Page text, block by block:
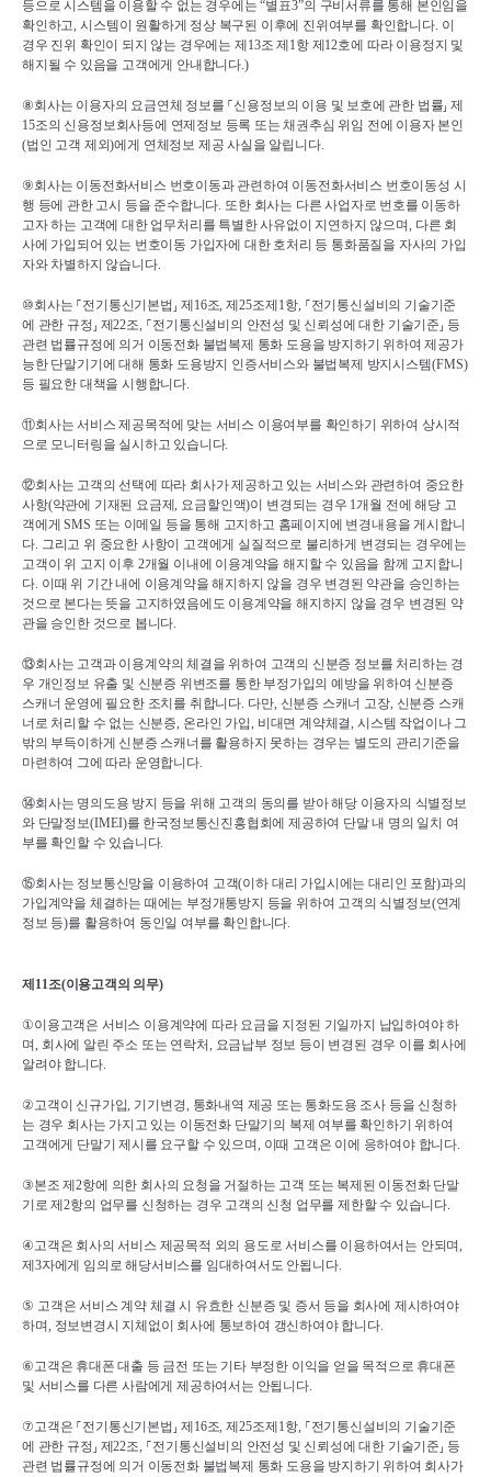
등으로 시스템을 이용할 수 없는 경우에는 “별표3”의 구비서류를 통해 본인임을
확인하고, 시스템이 원활하게 정상 복구된 이후에 진위여부를 확인합니다. 이
경우 진위 확인이 되지 않는 경우에는 제 13조 제 1항 제 12호에 따라 이용정지 및
해지될 수 있음을 고객에게 안내합니다.)
⑧회사는 이용자의 요금연체 정보를 ⸀신용정보의 이용 및 보호에 관한 법률⸥ 제
15조의 신용정보회사등에 연제정보 등록 또는 채권추심 위임 전에 이용자 본인
(법인 고객 제외)에게 연체정보 제공 사실을 알립니다.
⑨회사는 이동전화서비스 번호이동과 관련하여 이동전화서비스 번호이동성 시
행 등에 관한 고시 등을 준수합니다. 또한 회사는 다른 사업자로 번호를 이동하
고자 하는 고객에 대한 업무처리를 특별한 사유없이 지연하지 않으며, 다른 회
사에 가입되어 있는 번호이동 가입자에 대한 호처리 등 통화품질을 자사의 가입
자와 차별하지 않습니다.
⑩회사는 ⸀전기통신기본법 ⸥ 제 16조, 제25조제 1항, ⸀전기통신설비의 기술기준
에 관한 규정 ⸥ 제22조, ⸀전기통신설비의 안전성 및 신뢰성에 대한 기술기준 ⸥ 등
관련 법률규정에 의거 이동전화 불법복제 통화 도용을 방지하기 위하여 제공가
능한 단말기기에 대해 통화 도용방지 인증서비스와 불법복제 방지시스템(FMS)
등 필요한 대책을 시행합니다.
⑪회사는 서비스 제공목적에 맞는 서비스 이용여부를 확인하기 위하여 상시적
으로 모니터링을 실시하고 있습니다.
⑫회사는 고객의 선택에 따라 회사가 제공하고 있는 서비스와 관련하여 중요한
사항(약관에 기재된 요금제, 요금할인액)이 변경되는 경우 1개월 전에 해당 고
객에게 SMS 또는 이메일 등을 통해 고지하고 홈페이지에 변경내용을 게시합니
다. 그리고 위 중요한 사항이 고객에게 실질적으로 불리하게 변경되는 경우에는
고객이 위 고지 이후 2개월 이내에 이용계약을 해지할 수 있음을 함께 고지합니
다. 이때 위 기간 내에 이용계약을 해지하지 않을 경우 변경된 약관을 승인하는
것으로 본다는 뜻을 고지하였음에도 이용계약을 해지하지 않을 경우 변경된 약
관을 승인한 것으로 봅니다.
⑬회사는 고객과 이용계약의 체결을 위하여 고객의 신분증 정보를 처리하는 경
우 개인정보 유출 및 신분증 위변조를 통한 부정가입의 예방을 위하여 신분증
스캐너 운영에 필요한 조치를 취합니다. 다만, 신분증 스캐너 고장, 신분증 스캐
너로 처리할 수 없는 신분증, 온라인 가입, 비대면 계약체결, 시스템 작업이나 그
밖의 부득이하게 신분증 스캐너를 활용하지 못하는 경우는 별도의 관리기준을
마련하여 그에 따라 운영합니다.
⑭회사는 명의도용 방지 등을 위해 고객의 동의를 받아 해당 이용자의 식별정보
와 단말정보(IMEI)를 한국정보통신진흥협회에 제공하여 단말 내 명의 일치 여
부를 확인할 수 있습니다.
⑮회사는 정보통신망을 이용하여 고객(이하 대리 가입시에는 대리인 포함)과의
가입계약을 체결하는 때에는 부정개통방지 등을 위하여 고객의 식별정보(연계
정보 등)를 활용하여 동인일 여부를 확인합니다.
제 11조(이용고객의 의무)
①이용고객은 서비스 이용계약에 따라 요금을 지정된 기일까지 납입하여야 하
며, 회사에 알린 주소 또는 연락처, 요금납부 정보 등이 변경된 경우 이를 회사에
알려야 합니다.
②고객이 신규가입, 기기변경, 통화내역 제공 또는 통화도용 조사 등을 신청하
는 경우 회사는 가지고 있는 이동전화 단말기의 복제 여부를 확인하기 위하여
고객에게 단말기 제시를 요구할 수 있으며, 이때 고객은 이에 응하여야 합니다.
③본조 제2항에 의한 회사의 요청을 거절하는 고객 또는 복제된 이동전화 단말
기로 제2항의 업무를 신청하는 경우 고객의 신청 업무를 제한할 수 있습니다.
④고객은 회사의 서비스 제공목적 외의 용도로 서비스를 이용하여서는 안되며
제 3자에게 임의로 해당서비스를 임대하여서도 안됩니다.
⑤ 고객은 서비스 계약 체결 시 유효한 신분증 및 증서 등을 회사에 제시하여야
하며, 정보변경시 지체없이 회사에 통보하여 갱신하여야 합니다.
⑥고객은 휴대폰 대출 등 금전 또는 기타 부정한 이익을 얻을 목적으로 휴대폰
및 서비스를 다른 사람에게 제공하여서는 안됩니다.
⑦고객은 ⸀전기통신기본법 ⸥ 제 16조, 제25조제 1항, ⸀전기통신설비의 기술기준
에 관한 규정 ⸥ 제22조, ⸀전기통신설비의 안전성 및 신뢰성에 대한 기술기준 ⸥ 등
관련 법률규정에 의거 이동전화 불법복제 통화 도용을 방지하기 위하여 회사가